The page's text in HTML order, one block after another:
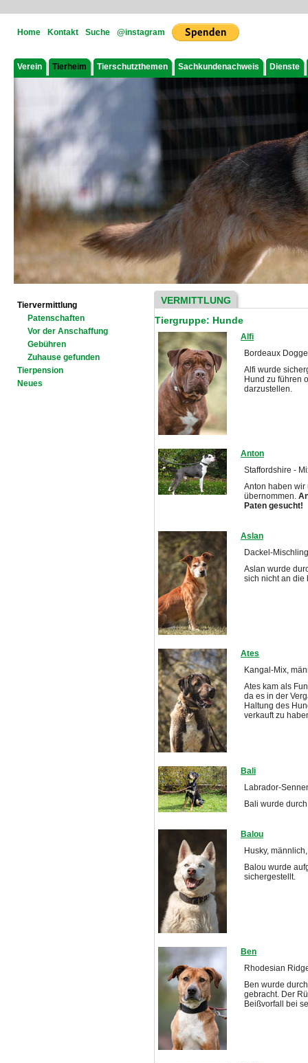
Home Kontakt Suche @instagram
Verein Tierheim Tierschutzthemen Sachkundenachweis Dienste
Tiervermittlung
Patenschaften
Vor der Anschaffung
Gebühren
Zuhause gefunden
Tierpension
Neues
VERMITTLUNG
Tiergruppe: Hunde
Alfi
Bordeaux
Alfi wurde
Hund zu führen
darzustellen.
Anton
Staffordshire -
Anton haben wir
übernommen.
Paten gesucht!
Aslan
Dackel-
Aslan wurde
sich nicht an die
Ates
Kangal-Mix,
Ates kam als
da es in der
Haltung des
verkauft zu
Bali
Labrador-
Bali wurde
Balou
Husky,
Balou wurde
sichergestellt.
Ben
Rhodesian
Ben wurde
gebracht. Der
Beißvorfall bei